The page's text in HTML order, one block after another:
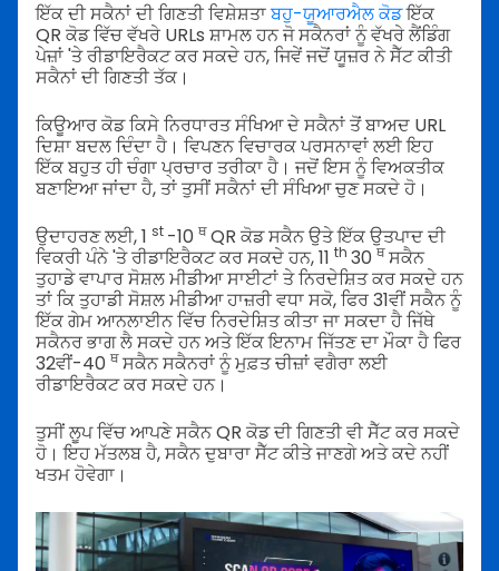
ਇੱਕ ਦੀ ਸਕੈਨਾਂ ਦੀ ਗਿਣਤੀ ਵਿਸ਼ੇਸ਼ਤਾਬਹੁ-ਯੂਆਰਐਲ ਕੋਡਇੱਕ
QR ਕੋਡ ਵਿੱਚ ਵੱਖਰੇ URLs ਸ਼ਾਮਲ ਹਨ ਜੋ ਸਕੈਨਰਾਂ ਨੂੰ ਵੱਖਰੇ ਲੈਂਡਿੰਗ
ਪੇਜ਼ਾਂ 'ਤੇ ਰੀਡਾਇਰੈਕਟ ਕਰ ਸਕਦੇ ਹਨ, ਜਿਵੇਂ ਜਦੋਂ ਯੂਜ਼ਰ ਨੇ ਸੈੱਟ ਕੀਤੀ
ਸਕੈਨਾਂ ਦੀ ਗਿਣਤੀ ਤੱਕ।
ਕਿਊਆਰ ਕੋਡ ਕਿਸੇ ਨਿਰਧਾਰਤ ਸੰਖਿਆ ਦੇ ਸਕੈਨਾਂ ਤੋਂ ਬਾਅਦ URL
ਦਿਸ਼ਾ ਬਦਲ ਦਿੰਦਾ ਹੈ। ਵਿਪਣਨ ਵਿਚਾਰਕ ਪਰਸਨਾਵਾਂ ਲਈ ਇਹ
ਇੱਕ ਬਹੁਤ ਹੀ ਚੰਗਾ ਪ੍ਰਚਾਰ ਤਰੀਕਾ ਹੈ। ਜਦੋਂ ਇਸ ਨੂੰ ਵਿਅਕਤੀਕ
ਬਣਾਇਆ ਜਾਂਦਾ ਹੈ, ਤਾਂ ਤੁਸੀਂ ਸਕੈਨਾਂ ਦੀ ਸੰਖਿਆ ਚੁਣ ਸਕਦੇ ਹੋ।
ਉਦਾਹਰਣ ਲਈ, 1 st -10 ਥQR ਕੋਡ ਸਕੈਨ ਉਤੇ ਇੱਕ ਉਤਪਾਦ ਦੀ
ਵਿਕਰੀ ਪੰਨੇ 'ਤੇ ਰੀਡਾਇਰੈਕਟ ਕਰ ਸਕਦੇ ਹਨ, 11 th 30 ਥਸਕੈਨ
ਤੁਹਾਡੇ ਵਾਪਾਰ ਸੋਸ਼ਲ ਮੀਡੀਆ ਸਾਈਟਾਂ ਤੇ ਨਿਰਦੇਸ਼ਿਤ ਕਰ ਸਕਦੇ ਹਨ
ਤਾਂ ਕਿ ਤੁਹਾਡੀ ਸੋਸ਼ਲ ਮੀਡੀਆ ਹਾਜ਼ਰੀ ਵਧਾ ਸਕੋ, ਫਿਰ 31ਵੀਂ ਸਕੈਨ ਨੂੰ
ਇੱਕ ਗੇਮ ਆਨਲਾਈਨ ਵਿੱਚ ਨਿਰਦੇਸ਼ਿਤ ਕੀਤਾ ਜਾ ਸਕਦਾ ਹੈ ਜਿੱਥੇ
ਸਕੈਨਰ ਭਾਗ ਲੈ ਸਕਦੇ ਹਨ ਅਤੇ ਇੱਕ ਇਨਾਮ ਜਿੱਤਣ ਦਾ ਮੌਕਾ ਹੈ ਫਿਰ
32ਵੀਂ-40 ਥਸਕੈਨ ਸਕੈਨਰਾਂ ਨੂੰ ਮੁਫ਼ਤ ਚੀਜ਼ਾਂ ਵਗੈਰਾ ਲਈ
ਰੀਡਾਇਰੈਕਟ ਕਰ ਸਕਦੇ ਹਨ।
ਤੁਸੀਂ ਲੂਪ ਵਿੱਚ ਆਪਣੇ ਸਕੈਨ QR ਕੋਡ ਦੀ ਗਿਣਤੀ ਵੀ ਸੈੱਟ ਕਰ ਸਕਦੇ
ਹੋ। ਇਹ ਮੱਤਲਬ ਹੈ, ਸਕੈਨ ਦੁਬਾਰਾ ਸੈੱਟ ਕੀਤੇ ਜਾਣਗੇ ਅਤੇ ਕਦੇ ਨਹੀਂ
ਖਤਮ ਹੋਵੇਗਾ।